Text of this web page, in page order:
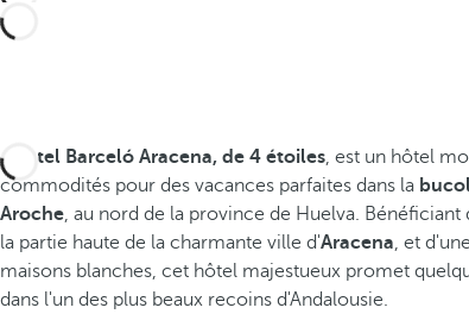
L'hôtel Barceló Aracena, de 4 étoiles, est un hôtel
commodités pour des vacances parfaites dans la
Aroche, au nord de la province de Huelva.
la partie haute de la charmante ville d'Aracena, et d'une
maisons blanches, cet hôtel majestueux promet
dans l'un des plus beaux recoins d'Andalousie.